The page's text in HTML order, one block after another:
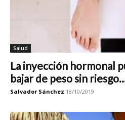
Salud
La inyección hormonal
bajar de peso sin
Salvador Sánchez 18/10/2019